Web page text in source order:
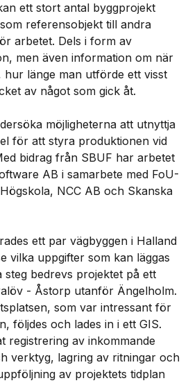
ett stort antal byggprojekt
referensobjekt till andra
arbetet. Dels i form av
men även information om när
hur länge man utförde ett visst
av något som gick åt.
möjligheterna att utnyttja
för att styra produktionen vid
bidrag från SBUF har arbetet
AB i samarbete med FoU-
NCC AB och Skanska
ett par vägbyggen i Halland
vilka uppgifter som kan läggas
steg bedrevs projektet på ett
- Åstorp utanför Ängelholm.
som var intressant för
följdes och lades in i ett GIS.
registrering av inkommande
verktyg, lagring av ritningar och
av projektets tidplan